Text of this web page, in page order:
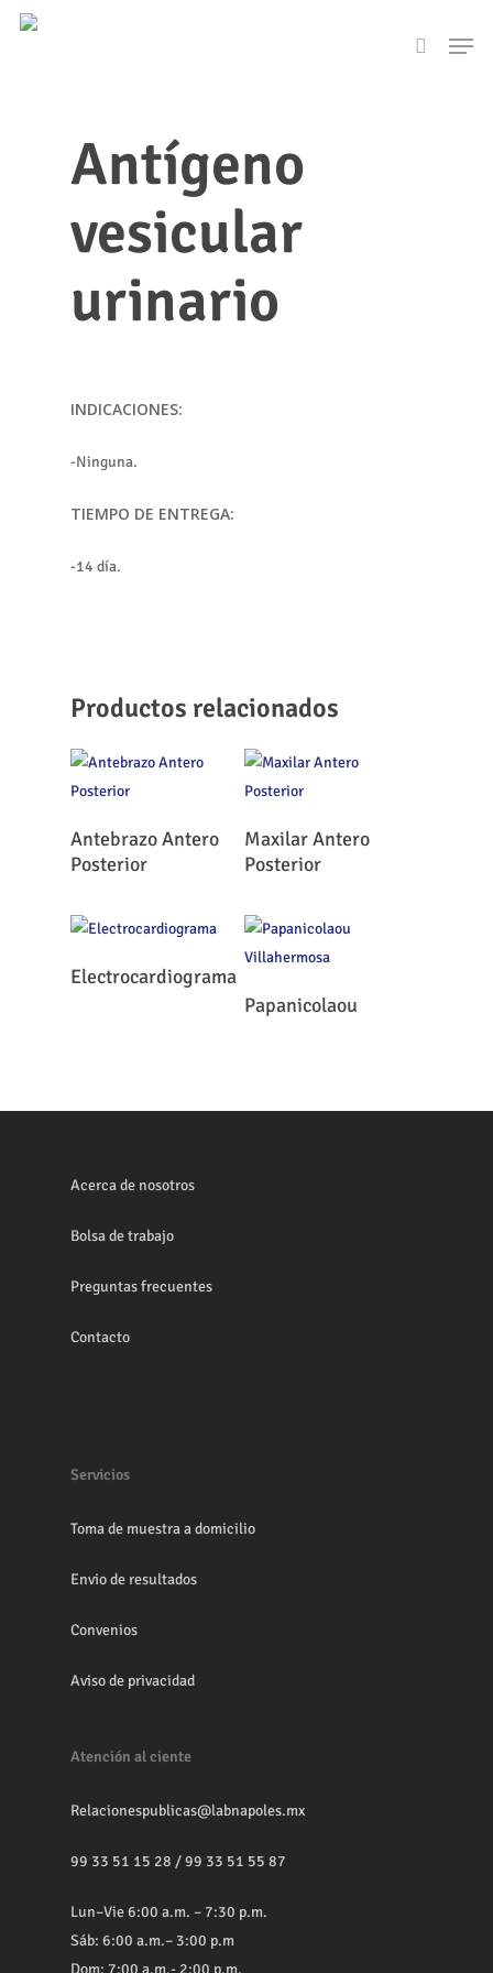
Skip
search
Antígeno
vesicular
urinario
INDICACIONES:
-Ninguna.
TIEMPO DE ENTREGA:
-14 día.
Productos relacionados
Leer Más
Antebrazo Antero
Posterior
Leer Más
Maxilar Antero
Posterior
Leer Más
Electrocardiograma
Leer Más
Papanicolaou
Acerca de nosotros
Bolsa de trabajo
Preguntas frecuentes
Contacto
Servicios
Toma de muestra a domicilio
Envio de resultados
Convenios
Aviso de privacidad
Atención al ciente
Relacionespublicas@labnapoles.mx
99 33 51 15 28 /99 33 51 55 87
Lun–Vie 6:00 a.m. – 7:30 p.m.
Sáb: 6:00 a.m.– 3:00 p.m
Dom: 7:00 a.m.- 2:00 p.m.